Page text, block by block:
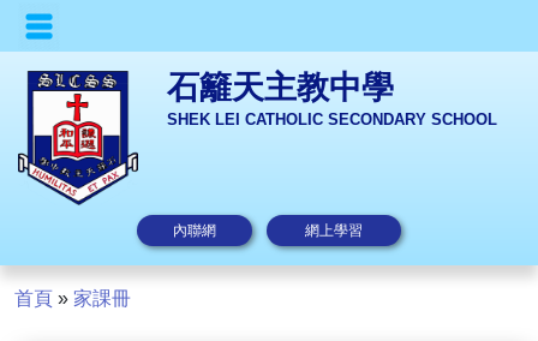
石籬天主教中學
SHEK LEI CATHOLIC SECONDARY SCHOOL
內聯網 網上學習
首頁 » 家課冊